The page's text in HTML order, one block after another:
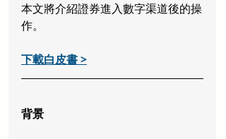
本文將介紹證券進入數字渠道後的操
作。
下載白皮書 >
背景